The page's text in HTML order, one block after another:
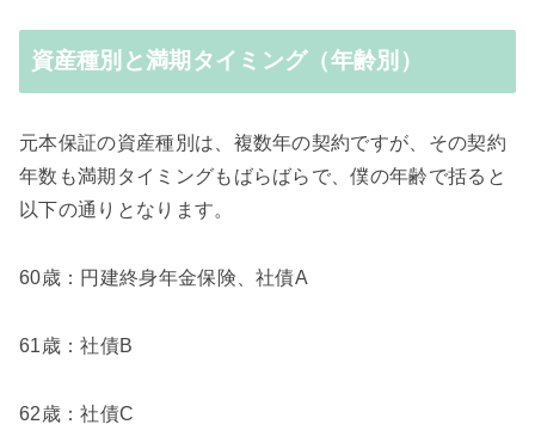
資産種別と満期タイミング（年齢別）
元本保証の資産種別は、複数年の契約ですが、その契約
年数も満期タイミングもばらばらで、僕の年齢で括ると
以下の通りとなります。
60歳：円建終身年金保険、社債A
61歳：社債B
62歳：社債C